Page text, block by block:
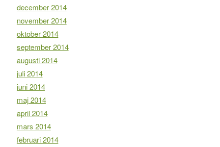
december 2014
november 2014
oktober 2014
september 2014
augusti 2014
juli 2014
juni 2014
maj 2014
april 2014
mars 2014
februari 2014